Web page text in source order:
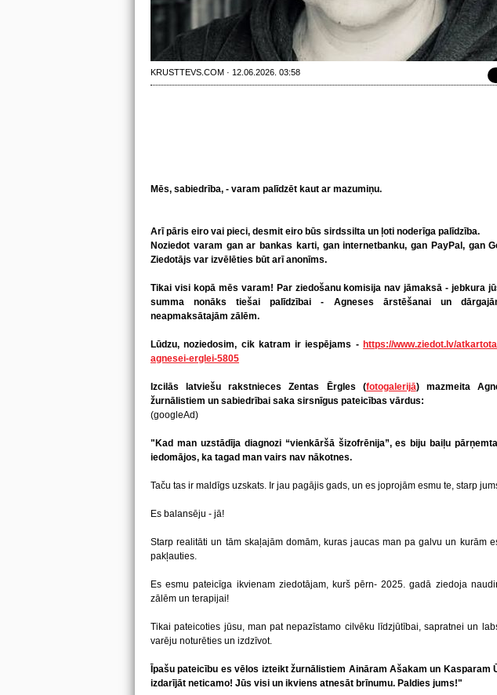
KRUSTTEVS.COM · 12.06.2026. 03:58
Mēs, sabiedrība, - varam palīdzēt kaut ar mazumiņu.
Arī pāris eiro vai pieci, desmit eiro būs sirdssilta un ļoti noderīga palīdzība.
Noziedot varam gan ar bankas karti, gan internetbanku, gan PayPal, gan
Ziedotājs var izvēlēties būt arī anonīms.
Tikai visi kopā mēs varam! Par ziedošanu komisija nav jāmaksā - jebkura
summa nonāks tiešai palīdzībai - Agneses ārstēšanai un
neapmaksātajām zālēm.
Lūdzu, noziedosim, cik katram ir iespējams - https://www.ziedot.lv/
agnesei-erglei-5805
Izcilās latviešu rakstnieces Zentas Ērgles (fotogalerijā) mazmeita
žurnālistiem un sabiedrībai saka sirsnīgus pateicības vārdus:
(googleAd)
"Kad man uzstādīja diagnozi “vienkāršā šizofrēnija”, es biju baiļu
iedomājos, ka tagad man vairs nav nākotnes.
Taču tas ir maldīgs uzskats. Ir jau pagājis gads, un es joprojām esmu te, starp
Es balansēju - jā!
Starp realitāti un tām skaļajām domām, kuras jaucas man pa galvu un kurām
pakļauties.
Es esmu pateicīga ikvienam ziedotājam, kurš pērn- 2025. gadā ziedoja
zālēm un terapijai!
Tikai pateicoties jūsu, man pat nepazīstamo cilvēku līdzjūtībai, sapratnei un
varēju noturēties un izdzīvot.
Īpašu pateicību es vēlos izteikt žurnālistiem Aināram Ašakam un Kasparam
izdarījāt neticamo! Jūs visi un ikviens atnesāt brīnumu. Paldies jums!"